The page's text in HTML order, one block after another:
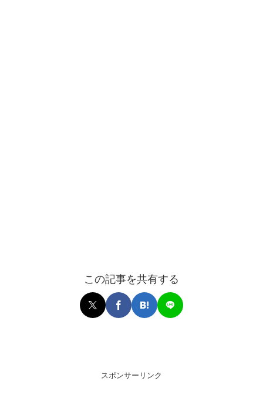
この記事を共有する
スポンサーリンク